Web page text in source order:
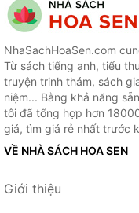
NhaSachHoaSen.com
Từ sách tiếng anh, tiểu
truyện trinh thám, sách
niệm... Bằng khả năng
tôi đã tổng hợp hơn
giá, tìm giá rẻ nhất trước
VỀ NHÀ SÁCH HOA SEN
Giới thiệu